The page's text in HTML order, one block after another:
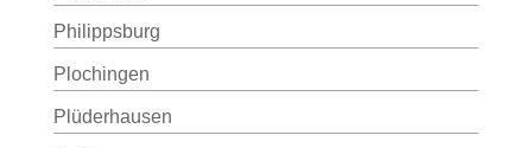
Philippsburg
Plochingen
Plüderhausen